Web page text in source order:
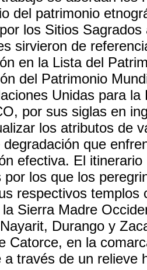
del patrimonio
los Sitios
sirvieron de
en la Lista del
del Patrimonio
Unidas para
por sus siglas en
los atributos de
degradación que
efectiva. El
por los que los
respectivos templos
Sierra Madre
Durango y
Catorce, en la
a través de un relieve